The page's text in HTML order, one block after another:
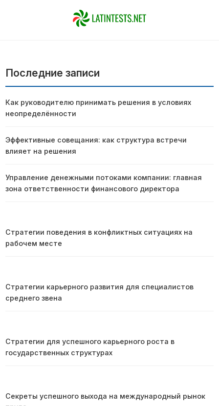
Последние записи
Как руководителю принимать решения в условиях
неопределённости
Эффективные совещания: как структура встречи
влияет на решения
Управление денежными потоками компании: главная
зона ответственности финансового директора
Стратегии поведения в конфликтных ситуациях на
рабочем месте
Стратегии карьерного развития для специалистов
среднего звена
Стратегии для успешного карьерного роста в
государственных структурах
Секреты успешного выхода на международный рынок